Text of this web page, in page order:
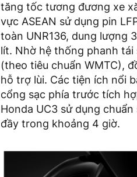
tăng tốc tương đương xe
vực ASEAN sử dụng pin
toàn UNR136, dung lượng
lít. Nhờ hệ thống phanh tái
(theo tiêu chuẩn WMTC),
hỗ trợ lùi. Các tiện ích nổi
cổng sạc phía trước tích
Honda UC3 sử dụng
đầy trong khoảng 4 giờ.